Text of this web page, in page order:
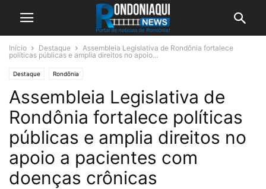
Início Destaque
Assembleia Legislativa de Rondônia fortalece
políticas públicas e amplia direitos no apoio...
Destaque Rondônia
Assembleia Legislativa de
Rondônia fortalece políticas
públicas e amplia direitos no
apoio a pacientes com
doenças crônicas